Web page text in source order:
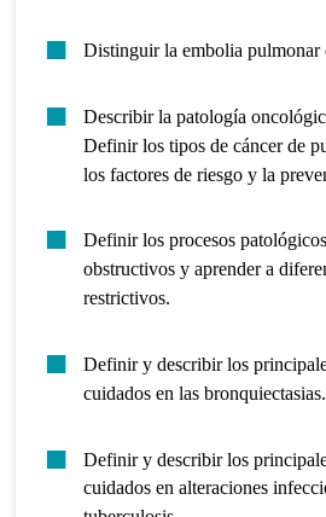
Distinguir la embolia pulmonar
Describir la patología
Definir los tipos de cáncer de
los factores de riesgo y la
Definir los procesos
obstructivos y aprender a
restrictivos.
Definir y describir los
cuidados en las bronquiectasias.
Definir y describir los
cuidados en alteraciones